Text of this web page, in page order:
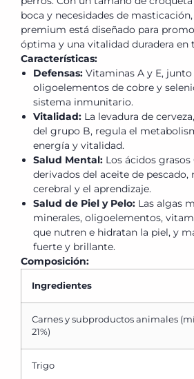
boca y necesidades de
premium está diseñado para
óptima y una vitalidad duradera en
Características:
Defensas: Vitaminas A y E,
oligoelementos de cobre y
sistema inmunitario.
Vitalidad: La levadura de
del grupo B, regula el
energía y vitalidad.
Salud Mental: Los ácidos
derivados del aceite de
cerebral y el aprendizaje.
Salud de Piel y Pelo: Las algas
minerales, oligoelementos,
que nutren e hidratan la piel, y
fuerte y brillante.
Composición:
Ingredientes
Carnes y subproductos animales
21%)
Trigo